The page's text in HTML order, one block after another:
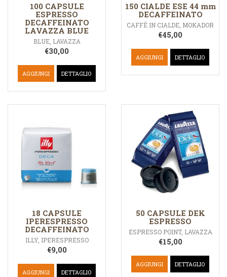
100 CAPSULE
ESPRESSO
DECAFFEINATO
LAVAZZA BLUE
BLUE, LAVAZZA
€30,00
AGGIUNGI DETTAGLIO
150 CIALDE ESE 44 mm
DECAFFEINATO
CAFFÈ IN CIALDE MOKADOR
€45,00
AGGIUNGI DETTAGLIO
18 CAPSULE
IPERESPRESSO
DECAFFEINATO
ILLY, IPERESPRESSO
€9,00
AGGIUNGI DETTAGLIO
50 CAPSULE DEK
ESPRESSO
ESPRESSO POINT, LAVAZZA
€15,00
AGGIUNGI DETTAGLIO